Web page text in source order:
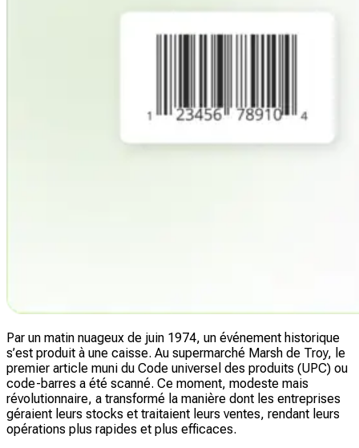
Par un matin nuageux de juin 1974, un événement historique
s’est produit à une caisse. Au supermarché Marsh de Troy, le
premier article muni du Code universel des produits (UPC) ou
code-barres a été scanné. Ce moment, modeste mais
révolutionnaire, a transformé la manière dont les entreprises
géraient leurs stocks et traitaient leurs ventes, rendant leurs
opérations plus rapides et plus efficaces.